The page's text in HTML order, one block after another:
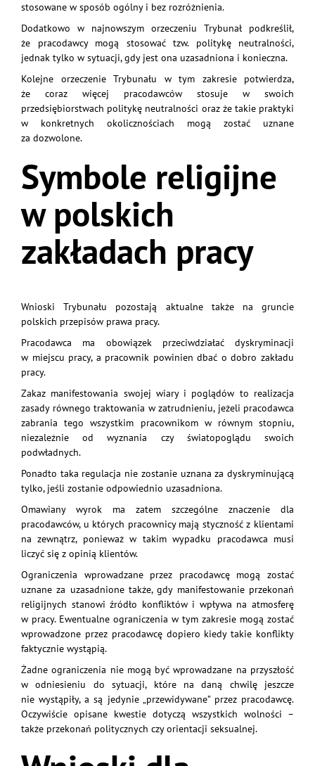
stosowane w sposób ogólny i bez rozróżnienia.
Dodatkowo w najnowszym orzeczeniu Trybunał podkreślił,
że pracodawcy mogą stosować tzw. politykę neutralności,
jednak tylko w sytuacji, gdy jest ona uzasadniona i konieczna.
Kolejne orzeczenie Trybunału w tym zakresie potwierdza,
że coraz więcej pracodawców stosuje w swoich
przedsiębiorstwach politykę neutralności oraz że takie praktyki
w konkretnych okolicznościach mogą zostać uznane
za dozwolone.
Symbole religijne
w polskich
zakładach pracy
Wnioski Trybunału pozostają aktualne także na gruncie
polskich przepisów prawa pracy.
Pracodawca ma obowiązek przeciwdziałać dyskryminacji
w miejscu pracy, a pracownik powinien dbać o dobro zakładu
pracy.
Zakaz manifestowania swojej wiary i poglądów to realizacja
zasady równego traktowania w zatrudnieniu, jeżeli pracodawca
zabrania tego wszystkim pracownikom w równym stopniu,
niezależnie od wyznania czy światopoglądu swoich
podwładnych.
Ponadto taka regulacja nie zostanie uznana za dyskryminującą
tylko, jeśli zostanie odpowiednio uzasadniona.
Omawiany wyrok ma zatem szczególne znaczenie dla
pracodawców, u których pracownicy mają styczność z klientami
na zewnątrz, ponieważ w takim wypadku pracodawca musi
liczyć się z opinią klientów.
Ograniczenia wprowadzane przez pracodawcę mogą zostać
uznane za uzasadnione także, gdy manifestowanie przekonań
religijnych stanowi źródło konfliktów i wpływa na atmosferę
w pracy. Ewentualne ograniczenia w tym zakresie mogą zostać
wprowadzone przez pracodawcę dopiero kiedy takie konflikty
faktycznie wystąpią.
Żadne ograniczenia nie mogą być wprowadzane na przyszłość
w odniesieniu do sytuacji, które na daną chwilę jeszcze
nie wystąpiły, a są jedynie „przewidywane” przez pracodawcę.
Oczywiście opisane kwestie dotyczą wszystkich wolności –
także przekonań politycznych czy orientacji seksualnej.